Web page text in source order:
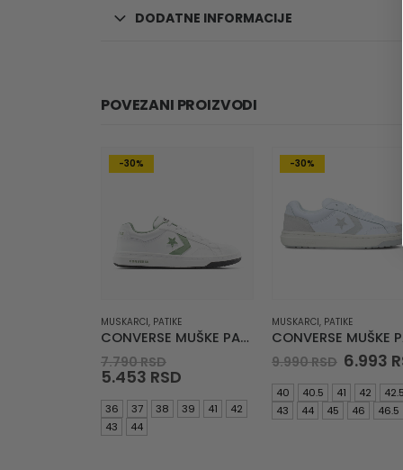
DODATNE INFORMACIJE
POVEZANI PROIZVODI
-30%
MUSKARCI, PATIKE
CONVERSE MUŠKE PATIKE Pro Blaze V2
7.790RSD
price
7.790 RSD.
5.453 RSD
is:
5.453 RSD.
36 37 38 39 41
42
43
44
-30%
MUSKARCI, PATIKE
9.990RSD
was:
9.990
6.993
40 40.5 41 42
43
44 45 46 46.5